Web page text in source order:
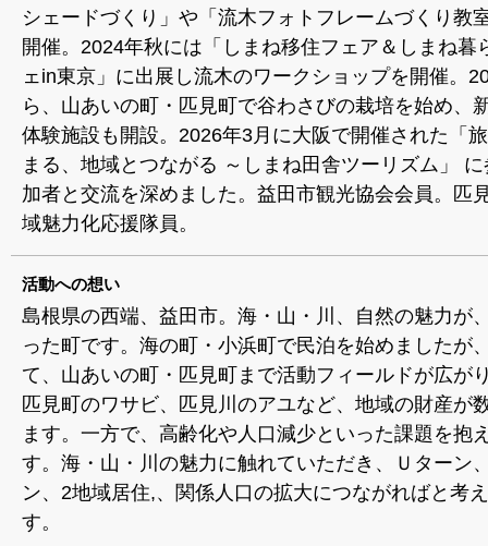
シェードづくり」や「流木フォトフレームづくり教
開催。2024年秋には「しまね移住フェア＆しまね暮
ェin東京」に出展し流木のワークショップを開催。
ら、山あいの町・匹見町で谷わさびの栽培を始め、
体験施設も開設。2026年3月に大阪で開催された「
まる、地域とつながる ～しまね田舎ツーリズム」
加者と交流を深めました。益田市観光協会会員。匹
域魅力化応援隊員。
活動への想い
島根県の西端、益田市。海・山・川、自然の魅力が
った町です。海の町・小浜町で民泊を始めましたが
て、山あいの町・匹見町まで活動フィールドが広が
匹見町のワサビ、匹見川のアユなど、地域の財産が
ます。一方で、高齢化や人口減少といった課題を抱
す。海・山・川の魅力に触れていただき、Ｕターン
ン、2地域居住,、関係人口の拡大につながればと考
す。